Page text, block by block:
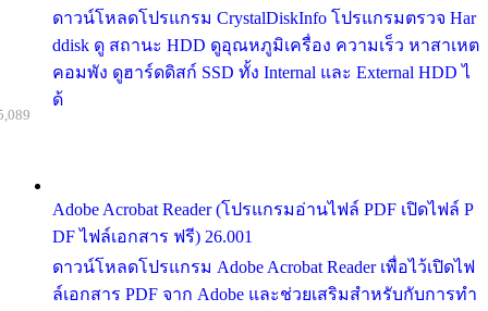
ดาวน์โหลดโปรแกรม CrystalDiskInfo โปรแกรมตรวจ Har
ddisk ดู สถานะ HDD ดูอุณหภูมิเครื่อง ความเร็ว หาสาเหต
คอมพัง ดูฮาร์ดดิสก์ SSD ทั้ง Internal และ External HDD ไ
ด้
Adobe Acrobat Reader (โปรแกรมอ่านไฟล์ PDF เปิดไฟล์ P
DF ไฟล์เอกสาร ฟรี) 26.001
ดาวน์โหลดโปรแกรม Adobe Acrobat Reader เพื่อไว้เปิดไฟ
ล์เอกสาร PDF จาก Adobe และช่วยเสริมสำหรับกับการทำ